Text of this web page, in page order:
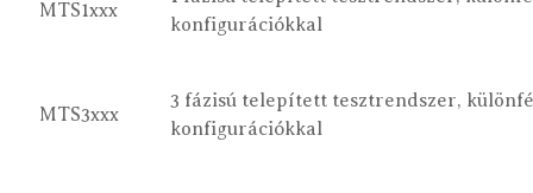
MTS1xxx
konfigurációkkal
MTS3xxx
3 fázisú telepített tesztrendszer,
konfigurációkkal